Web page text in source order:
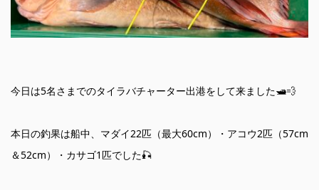
今日は5名さまでのタイラバチャーター出港をして来ました🛥️💨
本日の釣果は船中、マダイ22匹（最大60cm）・アコウ2匹（57cm
＆52cm）・カサゴ1匹でした🎣